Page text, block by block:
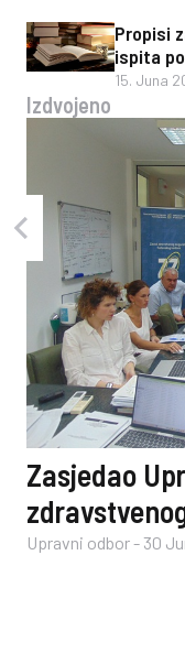
Propisi
ispita
15. Juna
Izdvojeno
Zasjedao
Upravni odbor- 30